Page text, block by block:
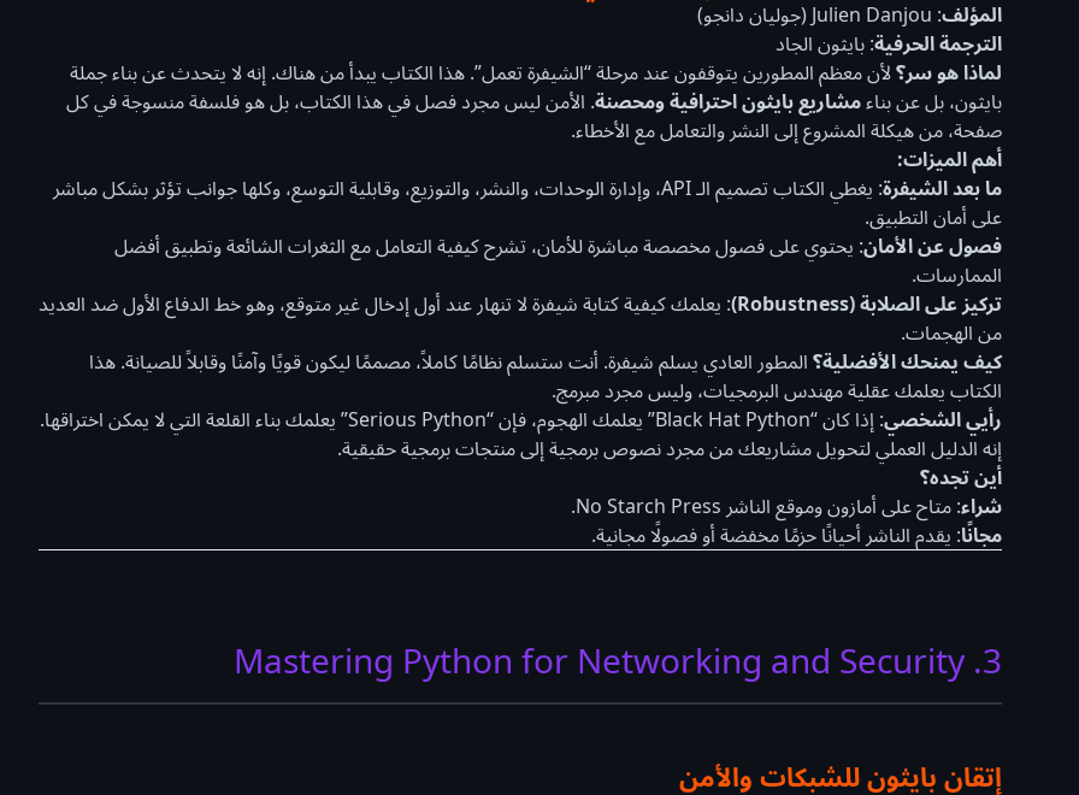
المؤلف: Julien Danjou (جوليان دانجو)
الترجمة الحرفية: بايثون الجاد
لماذا هو سر؟لأن معظم المطورين يتوقفون عند مرحلة “الشيفرة تعمل”. هذا الكتاب يبدأ من هناك. إنه لا يتحدث عن بناء جملة
بايثون، بل عن بناءمشاريع بايثون احترافية ومحصنة. الأمن ليس مجرد فصل في هذا الكتاب، بل هو فلسفة منسوجة في كل
صفحة، من هيكلة المشروع إلى النشر والتعامل مع الأخطاء.
أهم الميزات:
ما بعد الشيفرة
: يغطي الكتاب تصميم الـ API، وإدارة الوحدات، والنشر، والتوزيع، وقابلية التوسع، وكلها جوانب تؤثر بشكل مباشر
على أمان التطبيق.
فصول عن الأمان: يحتوي على فصول مخصصة مباشرة للأمان، تشرح كيفية التعامل مع الثغرات الشائعة وتطبيق أفضل
الممارسات.
تركيز على الصلابة (Robustness)
: يعلمك كيفية كتابة شيفرة لا تنهار عند أول إدخال غير متوقع، وهو خط الدفاع الأول ضد العديد
من الهجمات.
كيف يمنحك الأفضلية؟ المطور العادي يسلم شيفرة. أنت ستسلم نظامًا كاملاً، مصممًا ليكون قويًا وآمنًا وقابلاً للصيانة. هذا
الكتاب يعلمك عقلية مهندس البرمجيات، وليس مجرد مبرمج.
رأيي الشخصي
: إذا كان “Black Hat Python” يعلمك الهجوم، فإن “Serious Python” يعلمك بناء القلعة التي لا يمكن اختراقها.
إنه الدليل العملي لتحويل مشاريعك من مجرد نصوص برمجية إلى منتجات برمجية حقيقية.
أين تجده؟
شراء: متاح على أمازون وموقع الناشر No Starch Press.
مجانًا: يقدم الناشر أحيانًا حزمًا مخفضة أو فصولًا مجانية.
3. Mastering Python for Networking and Security
إتقان بايثون للشبكات والأمن